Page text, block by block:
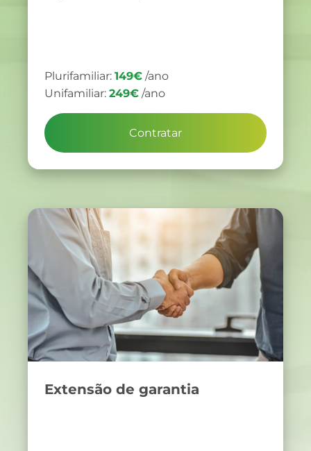
Plurifamiliar: 149€ /ano
Unifamiliar: 249€ /ano
Contratar
Extensão de garantia